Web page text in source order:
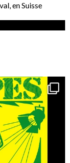
en Suisse